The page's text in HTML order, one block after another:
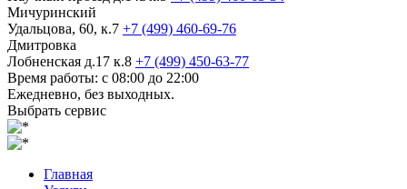
Мичуринский
Удальцова, 60, к.7 +7 (499) 460-69-76
Дмитровка
Лобненская д.17 к.8 +7 (499) 450-63-77
Время работы: с 08:00 до 22:00
Ежедневно, без выходных.
Выбрать сервис
Главная